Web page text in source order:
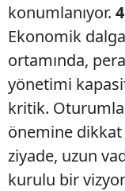
konumlanıyor.
Ekonomik
ortamında,
yönetimi
kritik.
önemine dikkat
ziyade, uzun
kurulu bir